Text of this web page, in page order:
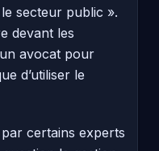
secteur public ».
devant les
avocat pour
d’utiliser le
certains experts